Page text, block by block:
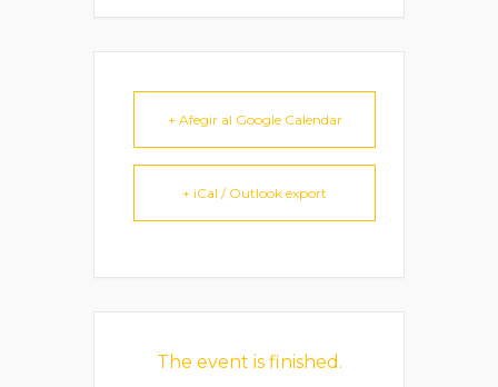
+ Afegir al Google Calendar
+ iCal / Outlook export
The event is finished.